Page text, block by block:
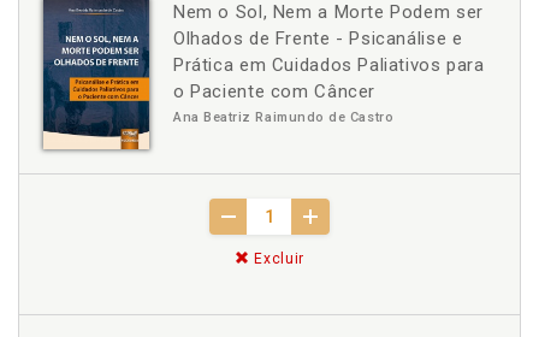
Nem o Sol, Nem a Morte Podem ser
Olhados de Frente - Psicanálise e
Prática em Cuidados Paliativos para
o Paciente com Câncer
Ana Beatriz Raimundo de Castro
Excluir